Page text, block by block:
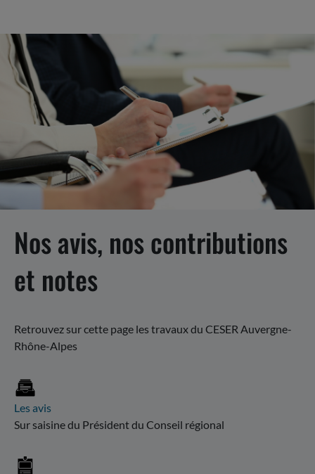
Nos avis, nos contributions
et notes
Retrouvez sur cette page les travaux du CESER Auvergne-
Rhône-Alpes
Les avis
Sur saisine du Président du Conseil régional